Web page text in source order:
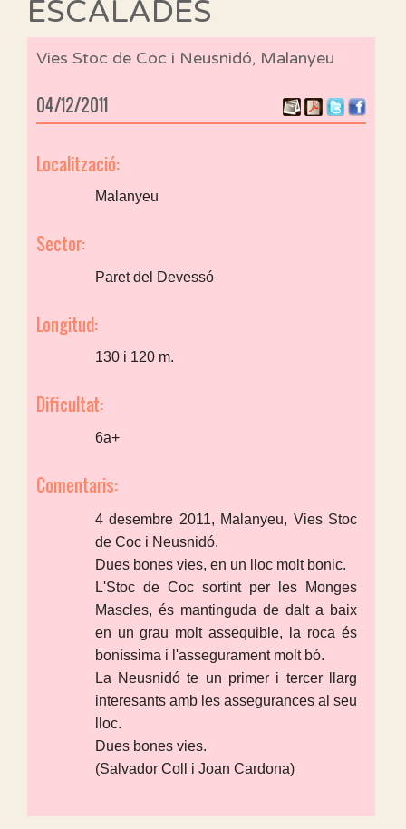
ESCALADES
Vies Stoc de Coc i Neusnidó, Malanyeu
04/12/2011
Localització:
Malanyeu
Sector:
Paret del Devessó
Longitud:
130 i 120 m.
Dificultat:
6a+
Comentaris:
4 desembre 2011, Malanyeu, Vies Stoc
de Coc i Neusnidó.
Dues bones vies, en un lloc molt bonic.
L'Stoc de Coc sortint per les Monges
Mascles, és mantinguda de dalt a baix
en un grau molt assequible, la roca és
boníssima i l'assegurament molt bó.
La Neusnidó te un primer i tercer llarg
interesants amb les assegurances al seu
lloc.
Dues bones vies.
(Salvador Coll i Joan Cardona)